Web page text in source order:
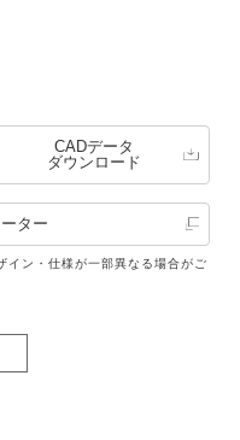
CADデータ
ダウンロード
ター
ン・仕様が一部異なる場合がご